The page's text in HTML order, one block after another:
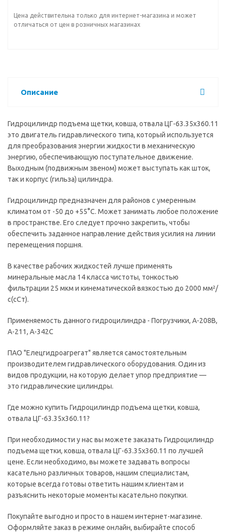
Цена действительна только для интернет-магазина и может
отличаться от цен в розничных магазинах
Описание
Гидроцилиндр подъема щетки, ковша, отвала ЦГ-63.35х360.11
это двигатель гидравлического типа, который используется
для преобразования энергии жидкости в механическую
энергию, обеспечивающую поступательное движение.
Выходным (подвижным звеном) может выступать как шток,
так и корпус (гильза) цилиндра.
Гидроцилиндр предназначен для районов с умеренным
климатом от -50 до +55°С. Может занимать любое положение
в пространстве. Его следует прочно закрепить, чтобы
обеспечить заданное направление действия усилия на линии
перемещения поршня.
В качестве рабочих жидкостей лучше применять
минеральные масла 14 класса чистоты, тонкостью
фильтрации 25 мкм и кинематической вязкостью до 2000 мм²/
с(сСт).
Применяемость данного гидроцилиндра - Погрузчики, А-208В,
А-211, А-342С
ПАО "Елецгидроагрегат" является самостоятельным
производителем гидравлического оборудования. Один из
видов продукции, на которую делает упор предприятие —
это гидравлические цилиндры.
Где можно купить Гидроцилиндр подъема щетки, ковша,
отвала ЦГ-63.35х360.11?
При необходимости у нас вы можете заказать Гидроцилиндр
подъема щетки, ковша, отвала ЦГ-63.35х360.11 по лучшей
цене. Если необходимо, вы можете задавать вопросы
касательно различных товаров, нашим специалистам,
которые всегда готовы ответить нашим клиентам и
разъяснить некоторые моменты касательно покупки.
Покупайте выгодно и просто в нашем интернет-магазине.
Оформляйте заказ в режиме онлайн, выбирайте способ